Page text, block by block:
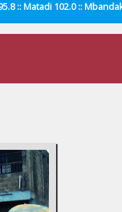
:: Matadi 102.0 ::